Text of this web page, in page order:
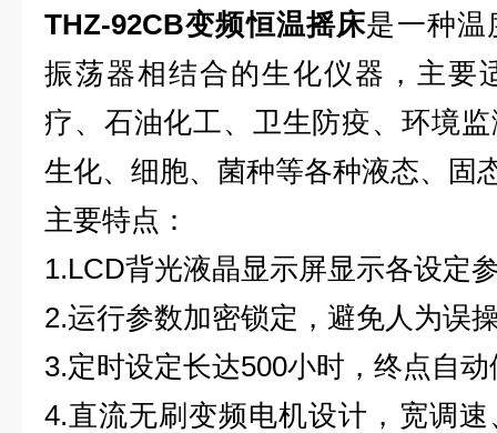
THZ-92CB变频恒温摇床是一种温
振荡器相结合的生化仪器，主要
疗、石油化工、卫生防疫、环境
生化、细胞、菌种等各种液态、固
主要特点：
1.LCD背光液晶显示屏显示各设定
2.运行参数加密锁定，避免人为误
3.定时设定长达500小时，终点自
4.直流无刷变频电机设计，宽调